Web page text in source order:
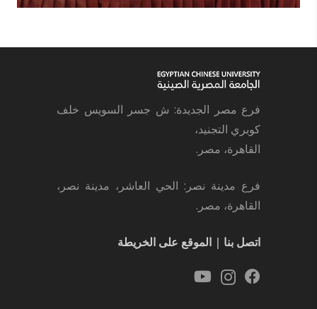
فرع مصر الجديدة: ش جسر السويس خلف
كوبري التجنيد،
القاهرة، مصر.
فرع مدينة نصر: الحي العاشر، مدينة نصر،
القاهرة، مصر.
اتصل بنا | الموقع على الخريطة